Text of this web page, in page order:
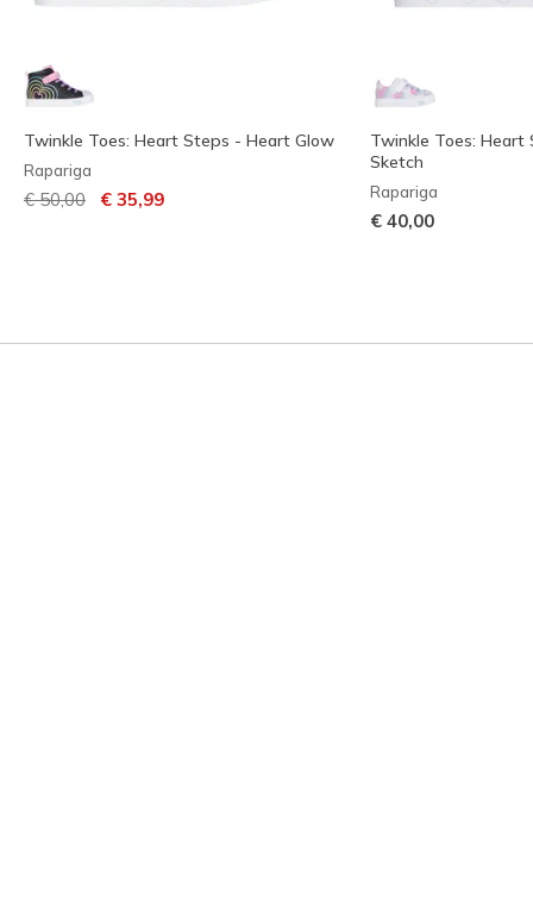
Twinkle Toes: Heart Steps - Heart Glow
Rapariga
Preço com desconto de
€ 50,00 para
€ 35,99
Twinkle Toes:
Sketch
Rapariga
€ 40,00